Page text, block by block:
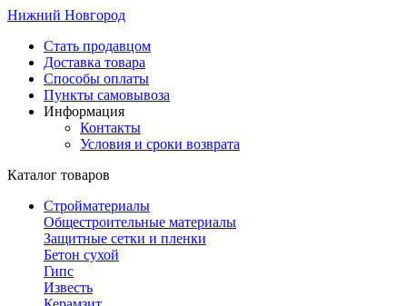
Нижний Новгород
Стать продавцом
Доставка товара
Способы оплаты
Пункты самовывоза
Информация
Контакты
Условия и сроки возврата
Каталог товаров
Стройматериалы
Общестроительные материалы
Защитные сетки и пленки
Бетон сухой
Гипс
Известь